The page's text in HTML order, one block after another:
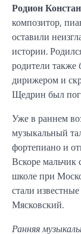
Родион
композитор,
оставили
истории.
родители
дирижером и
Щедрин был
Уже в раннем
музыкальный
фортепиано и
Вскоре мальчик
школе при
стали
Мясковский.
Ранняя